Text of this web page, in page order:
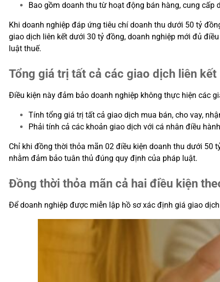
Bao gồm doanh thu từ hoạt động bán hàng, cung
Khi doanh nghiệp đáp ứng tiêu chí doanh thu dưới 50 tỷ
giao dịch liên kết dưới 30 tỷ đồng, doanh nghiệp mới đủ
luật thuế.
Tổng giá trị tất cả các giao dịch liên
Điều kiện này đảm bảo doanh nghiệp không thực hiện các
Tính tổng giá trị tất cả giao dịch mua bán, cho vay,
Phải tính cả các khoản giao dịch với cá nhân điều
Chỉ khi đồng thời thỏa mãn 02 điều kiện doanh thu dưới 50
nhằm đảm bảo tuân thủ đúng quy định của pháp luật.
Đồng thời thỏa mãn cả hai điều kiện
Để doanh nghiệp được miễn lập hồ sơ xác định giá giao